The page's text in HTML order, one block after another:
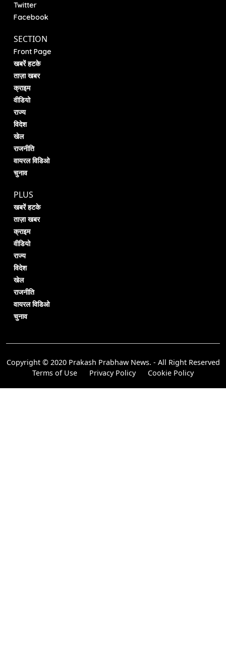
Twitter
Facebook
SECTION
Front Page
खबरें हटके
ताज़ा खबर
क्राइम
वीडियो
राज्य
विदेश
खेल
राजनीति
वायरल विडिओ
चुनाव
PLUS
खबरें हटके
ताज़ा खबर
क्राइम
वीडियो
राज्य
विदेश
खेल
राजनीति
वायरल विडिओ
चुनाव
Copyright © 2020 Prakash Prabhaw News. - All Right Reserved
Terms of Use
Privacy Policy Cookie Policy